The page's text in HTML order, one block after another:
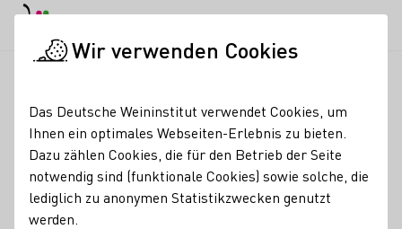
Glossareinträge
Name des Begriffes:
Roséwein
Wir verwenden Cookies
Das Deutsche Weininstitut verwendet Cookies, um
Ihnen ein optimales Webseiten-Erlebnis zu bieten.
Dazu zählen Cookies, die für den Betrieb der Seite
notwendig sind (funktionale Cookies) sowie solche, die
lediglich zu anonymen Statistikzwecken genutzt
werden.